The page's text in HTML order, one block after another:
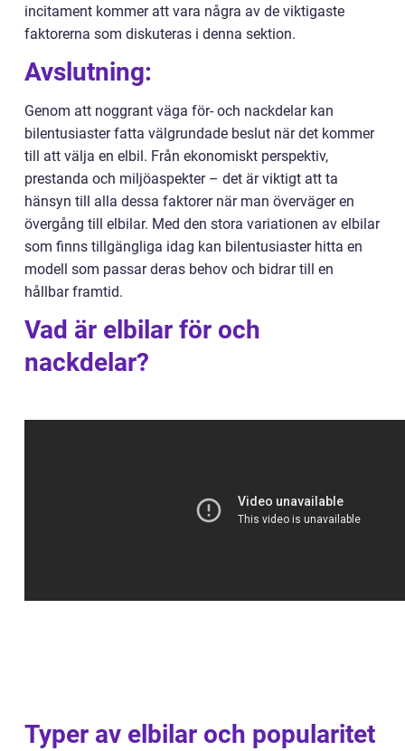
incitament kommer att vara några av de viktigaste
faktorerna som diskuteras i denna sektion.
Avslutning:
Genom att noggrant väga för- och nackdelar kan
bilentusiaster fatta välgrundade beslut när det kommer
till att välja en elbil. Från ekonomiskt perspektiv,
prestanda och miljöaspekter – det är viktigt att ta
hänsyn till alla dessa faktorer när man överväger en
övergång till elbilar. Med den stora variationen av elbilar
som finns tillgängliga idag kan bilentusiaster hitta en
modell som passar deras behov och bidrar till en
hållbar framtid.
Vad är elbilar för och
nackdelar?
Typer av elbilar och popularitet